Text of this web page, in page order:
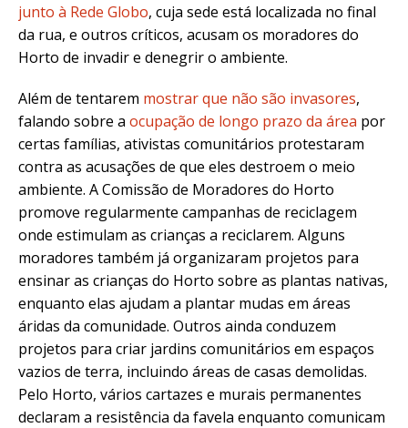
junto à Rede Globo, cuja sede está localizada no final
da rua, e outros críticos, acusam os moradores do
Horto de invadir e denegrir o ambiente.
Além de tentarem mostrar que não são invasores,
falando sobre a ocupação de longo prazo da área por
certas famílias, ativistas comunitários protestaram
contra as acusações de que eles destroem o meio
ambiente. A Comissão de Moradores do Horto
promove regularmente campanhas de reciclagem
onde estimulam as crianças a reciclarem. Alguns
moradores também já organizaram projetos para
ensinar as crianças do Horto sobre as plantas nativas,
enquanto elas ajudam a plantar mudas em áreas
áridas da comunidade. Outros ainda conduzem
projetos para criar jardins comunitários em espaços
vazios de terra, incluindo áreas de casas demolidas.
Pelo Horto, vários cartazes e murais permanentes
declaram a resistência da favela enquanto comunicam